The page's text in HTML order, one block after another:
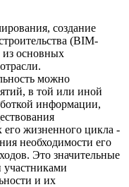
создание
(BIM-
основных
можно
в той или иной
информации,
его жизненного цикла -
необходимости его
Это значительные
и их